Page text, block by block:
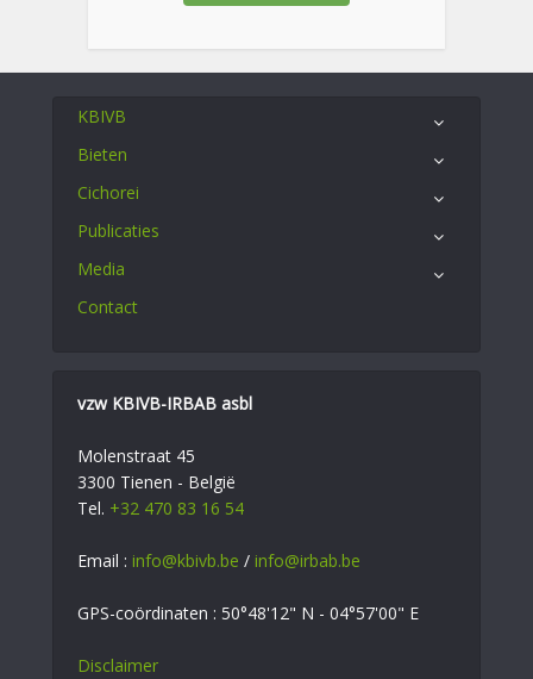
KBIVB
Bieten
Cichorei
Publicaties
Media
Contact
vzw KBIVB-IRBAB asbl
Molenstraat 45
3300 Tienen - België
Tel. +32 470 83 16 54
Email : info@kbivb.be / info@irbab.be
GPS-coördinaten : 50°48'12" N - 04°57'00" E
Disclaimer